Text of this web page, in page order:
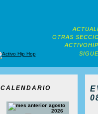
OTRAS
CALENDARIO
agosto
2026